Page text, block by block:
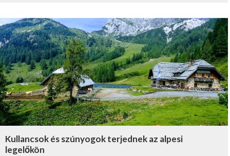
Kullancsok és szúnyogok terjednek az alpesi
legelőkön